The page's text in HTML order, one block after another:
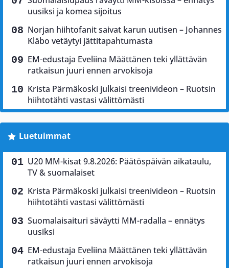
uusiksi ja komea sijoitus
Norjan hiihtofanit saivat karun uutisen – Johannes
Kläbo vetäytyi jättitapahtumasta
EM-edustaja Eveliina Määttänen teki yllättävän
ratkaisun juuri ennen arvokisoja
Krista Pärmäkoski julkaisi treenivideon – Ruotsin
hiihtotähti vastasi välittömästi
Luetuimmat
U20 MM-kisat 9.8.2026: Päätöspäivän aikataulu,
TV & suomalaiset
Krista Pärmäkoski julkaisi treenivideon – Ruotsin
hiihtotähti vastasi välittömästi
Suomalaisaituri säväytti MM-radalla – ennätys
uusiksi
EM-edustaja Eveliina Määttänen teki yllättävän
ratkaisun juuri ennen arvokisoja